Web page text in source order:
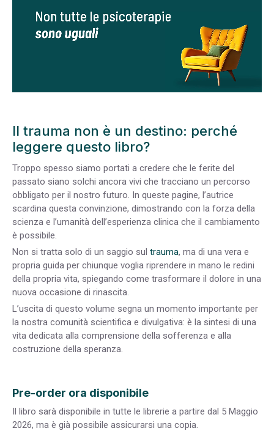
Il trauma non è un destino: perché
leggere questo libro?
Troppo spesso siamo portati a credere che le ferite del
passato siano solchi ancora vivi che tracciano un percorso
obbligato per il nostro futuro. In queste pagine, l’autrice
scardina questa convinzione, dimostrando con la forza della
scienza e l’umanità dell’esperienza clinica che il cambiamento
è possibile
Non si tratta solo di un saggio sul trauma, ma di una vera e
propria guida per chiunque voglia riprendere in mano le redini
della propria vita, spiegando come trasformare il dolore in una
nuova occasione di rinascita.
L’uscita di questo volume segna un momento importante per
la nostra comunità scientifica e divulgativa: è la sintesi di una
vita dedicata alla comprensione della sofferenza e alla
costruzione della speranza.
Pre-order ora disponibile
Il libro sarà disponibile in tutte le librerie a partire dal 5 Maggio
2026, ma è già possibile assicurarsi una copia.